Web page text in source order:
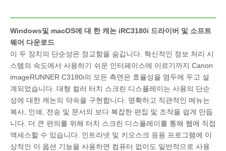
Windows및 macOS에 대 한 캐논 iRC3180i 드라이버 및 소프트
웨어 다운로드
이 두 장치의 단순성은 정교함을 숨깁니다. 혁신적인 정보 처리 시
스템의 속도에서 사용하기 쉬운 인터페이스에 이르기까지 Canon
imageRUNNER C3180i의 모든 측면은 효율성을 염두에 두고 설
계되었습니다. 대형 컬러 터치 스크린 디스플레이는 사용의 단순
성에 대한 캐논의 약속을 구현합니다. 명확하고 직관적인 메뉴는
복사, 인쇄, 전송 및 문서의 보다 복잡한 편집 및 조작을 쉽게 만듭
니다. 더 큰 편의를 위해 터치 스크린 디스플레이를 통해 웹에 직접
액세스할 수 있습니다. 인트라넷 및 키오스크 응용 프로그램에 이
상적인 이 옵션 기능을 사용하면 컴퓨터 없이도 일반적으로 사용